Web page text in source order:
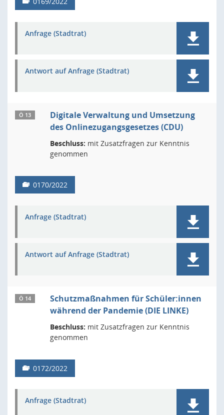
Anfrage (Stadtrat)
Antwort auf Anfrage (Stadtrat)
Ö 13
Digitale Verwaltung und Umsetzung
des Onlinezugangsgesetzes (CDU)
Beschluss: mit Zusatzfragen zur Kenntnis
genommen
0170/2022
Anfrage (Stadtrat)
Antwort auf Anfrage (Stadtrat)
Ö 14
Schutzmaßnahmen für Schüler:innen
während der Pandemie (DIE LINKE)
Beschluss: mit Zusatzfragen zur Kenntnis
genommen
0172/2022
Anfrage (Stadtrat)